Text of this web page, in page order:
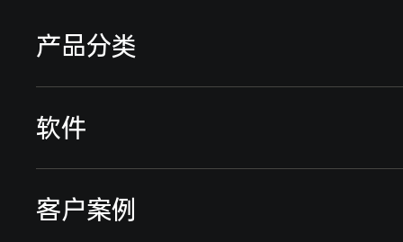
产品分类
远程智能电表
远传智能水表
软件
远程预付费系统
客户案例